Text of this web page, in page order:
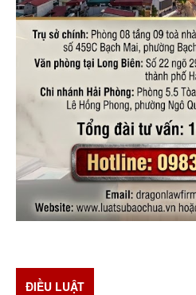
ĐIỀU LUẬT